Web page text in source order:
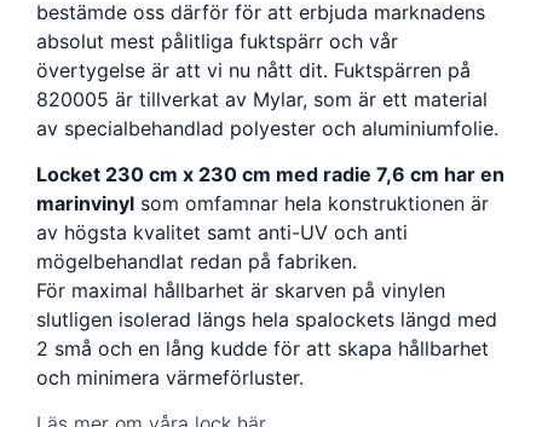
bestämde oss därför för att erbjuda marknadens
absolut mest pålitliga fuktspärr och vår
övertygelse är att vi nu nått dit. Fuktspärren på
820005 är tillverkat av Mylar, som är ett material
av specialbehandlad polyester och aluminiumfolie.
Locket 230 cm x 230 cm med radie 7,6 cm har en
marinvinyl som omfamnar hela konstruktionen är
av högsta kvalitet samt anti-UV och anti
mögelbehandlat redan på fabriken.
För maximal hållbarhet är skarven på vinylen
slutligen isolerad längs hela spalockets längd med
2 små och en lång kudde för att skapa hållbarhet
och minimera värmeförluster.